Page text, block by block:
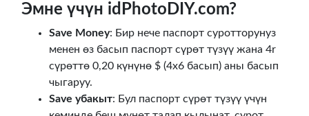
Эмне үчүн idPhotoDIY.com?
Save Money: Бир нече паспорт суротторунуз
менен өз басып паспорт сүрөт түзүү жана 4r
сүрөттө 0,20 күнүнө $ (4x6 басып) аны басып
чыгаруу.
Save убакыт: Бул паспорт сүрөт түзүү үчүн